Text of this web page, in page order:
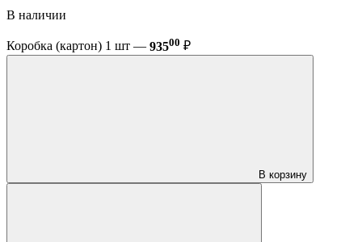
В наличии
Коробка (картон) 1 шт — 93500 ₽
В корзину